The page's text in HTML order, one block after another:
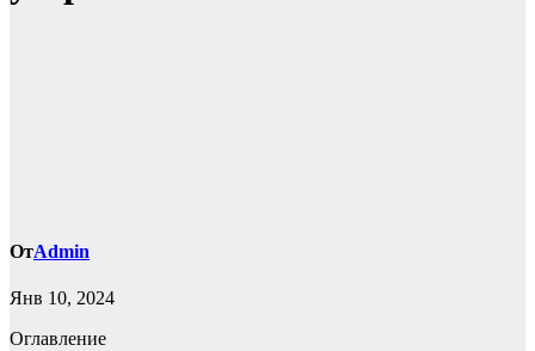
ОтAdmin
Янв 10, 2024
Оглавление